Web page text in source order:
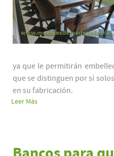
ya que le permitirán
que se distinguen por sí
en su fabricación.
Leer Más